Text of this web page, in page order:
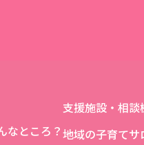
なところ？
支援施設・相談
地域の子育て